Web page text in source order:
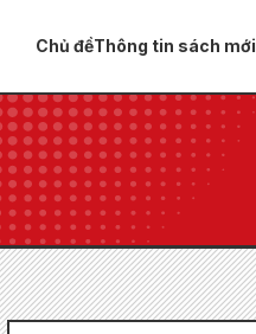
Chủ đềThông tin sách mới